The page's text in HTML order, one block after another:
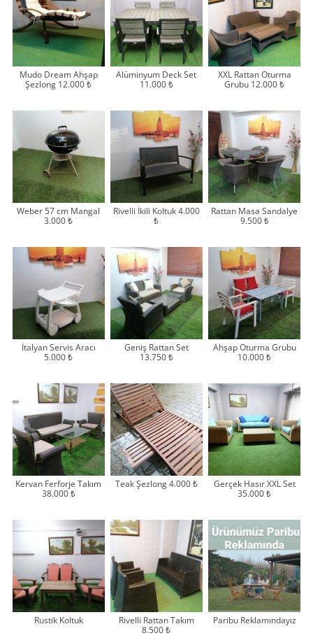
Mudo Dream Ahşap
Şezlong 12.000 ₺
Alüminyum Deck Set
11.000 ₺
XXL Rattan Oturma
Grubu 12.000 ₺
Weber 57 cm Mangal
3.000 ₺
Rivelli İkili Koltuk 4.000
₺
Rattan Masa Sandalye
9.500 ₺
İtalyan Servis Aracı
5.000 ₺
Geniş Rattan Set
13.750 ₺
Ahşap Oturma Grubu
10.000 ₺
Kervan Ferforje Takım
38.000 ₺
Teak Şezlong 4.000 ₺
Gerçek Hasır XXL Set
35.000 ₺
Rustik Koltuk
Rivelli Rattan Takım
8.500 ₺
Paribu Reklamındayız